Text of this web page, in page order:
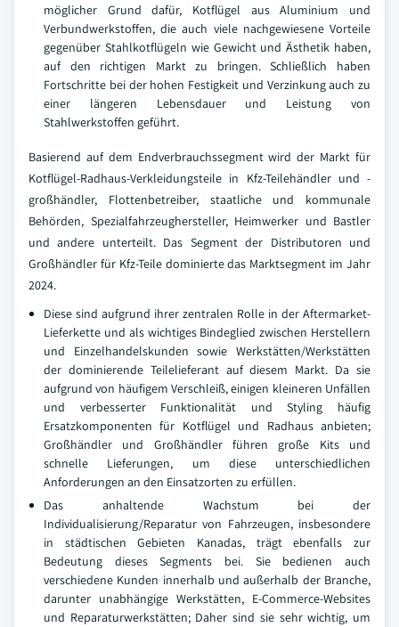
möglicher Grund dafür, Kotflügel aus Aluminium und
Verbundwerkstoffen, die auch viele nachgewiesene Vorteile
gegenüber Stahlkotflügeln wie Gewicht und Ästhetik haben,
auf den richtigen Markt zu bringen. Schließlich haben
Fortschritte bei der hohen Festigkeit und Verzinkung auch zu
einer längeren Lebensdauer und Leistung von
Stahlwerkstoffen geführt.
Basierend auf dem Endverbrauchssegment wird der Markt für
Kotflügel-Radhaus-Verkleidungsteile in Kfz-Teilehändler und -
großhändler, Flottenbetreiber, staatliche und kommunale
Behörden, Spezialfahrzeughersteller, Heimwerker und Bastler
und andere unterteilt. Das Segment der Distributoren und
Großhändler für Kfz-Teile dominierte das Marktsegment im Jahr
2024.
Diese sind aufgrund ihrer zentralen Rolle in der Aftermarket-
Lieferkette und als wichtiges Bindeglied zwischen Herstellern
und Einzelhandelskunden sowie Werkstätten/Werkstätten
der dominierende Teilelieferant auf diesem Markt. Da sie
aufgrund von häufigem Verschleiß, einigen kleineren Unfällen
und verbesserter Funktionalität und Styling häufig
Ersatzkomponenten für Kotflügel und Radhaus anbieten;
Großhändler und Großhändler führen große Kits und
schnelle Lieferungen, um diese unterschiedlichen
Anforderungen an den Einsatzorten zu erfüllen.
Das anhaltende Wachstum bei der
Individualisierung/Reparatur von Fahrzeugen, insbesondere
in städtischen Gebieten Kanadas, trägt ebenfalls zur
Bedeutung dieses Segments bei. Sie bedienen auch
verschiedene Kunden innerhalb und außerhalb der Branche,
darunter unabhängige Werkstätten, E-Commerce-Websites
und Reparaturwerkstätten; Daher sind sie sehr wichtig, um